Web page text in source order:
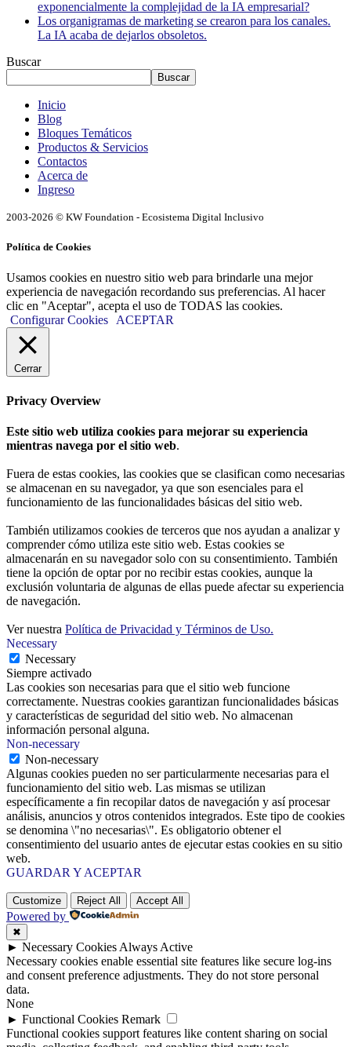
exponencialmente la complejidad de la IA empresarial?
Los organigramas de marketing se crearon para los canales.
La IA acaba de dejarlos obsoletos.
Buscar
Buscar
Inicio
Blog
Bloques Temáticos
Productos & Servicios
Contactos
Acerca de
Ingreso
2003-2026 © KW Foundation - Ecosistema Digital Inclusivo
Política de Cookies
Usamos cookies en nuestro sitio web para brindarle una mejor
experiencia de navegación recordando sus preferencias. Al hacer
clic en "Aceptar", acepta el uso de TODAS las cookies.
Configurar Cookies
ACEPTAR
Cerrar
Privacy Overview
Este sitio web utiliza cookies para mejorar su experiencia
mientras navega por el sitio web.
Fuera de estas cookies, las cookies que se clasifican como necesarias
se almacenan en su navegador, ya que son esenciales para el
funcionamiento de las funcionalidades básicas del sitio web.
También utilizamos cookies de terceros que nos ayudan a analizar y
comprender cómo utiliza este sitio web. Estas cookies se
almacenarán en su navegador solo con su consentimiento. También
tiene la opción de optar por no recibir estas cookies, aunque la
exclusión voluntaria de algunas de ellas puede afectar su experiencia
de navegación.
Ver nuestra Política de Privacidad y Términos de Uso.
Necessary
Necessary
Siempre activado
Las cookies son necesarias para que el sitio web funcione
correctamente. Nuestras cookies garantizan funcionalidades básicas
y características de seguridad del sitio web. No almacenan
información personal alguna.
Non-necessary
Non-necessary
Algunas cookies pueden no ser particularmente necesarias para el
funcionamiento del sitio web. Las mismas se utilizan
específicamente a fin recopilar datos de navegación y así procesar
análisis, anuncios y otros contenidos integrados. Este tipo de cookies
se denomina \"no necesarias\". Es obligatorio obtener el
consentimiento del usuario antes de ejecutar estas cookies en su sitio
web.
GUARDAR Y ACEPTAR
Customize Reject All Accept All
Powered by
✖
► Necessary Cookies Always Active
Necessary cookies enable essential site features like secure log-ins
and consent preference adjustments. They do not store personal
data.
None
► Functional Cookies Remark
Functional cookies support features like content sharing on social